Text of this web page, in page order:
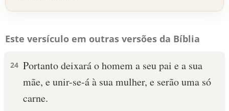
Este versículo em outras versões da Bíblia
24 Portanto deixará o homem a seu pai e a sua
mãe, e unir-se-á à sua mulher, e serão uma só
carne.